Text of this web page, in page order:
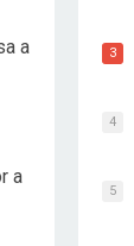
a
a
3
4
5